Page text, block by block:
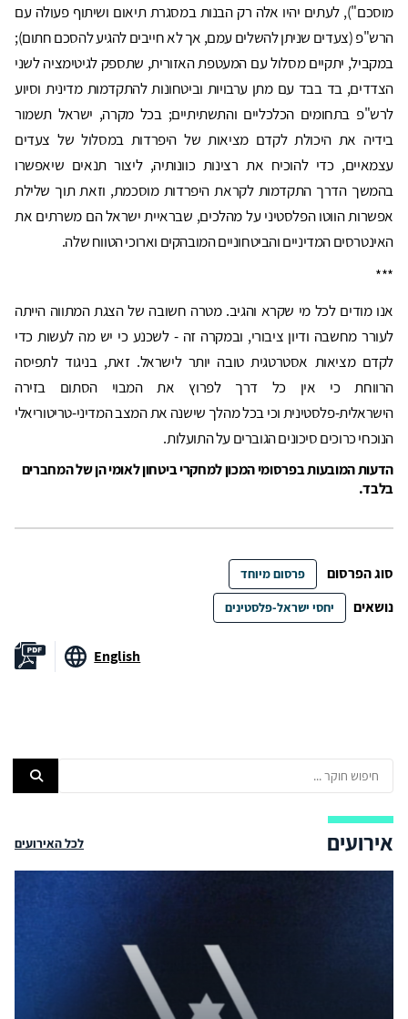
מוסכם"), לעתים יהיו אלה רק הבנות במסגרת תיאום ושיתוף פעולה עם
הרש"פ (צעדים שניתן להשלים עמם, אך לא חייבים להגיע להסכם חתום);
במקביל, יתקיים מסלול עם המעטפת האזורית, שתספק לגיטימציה לשני
הצדדים, בד בבד עם מתן ערבויות וביטחונות להתקדמות מדינית וסיוע
לרש"פ בתחומים הכלכליים והתשתיתיים; בכל מקרה, ישראל תשמור
בידיה את היכולת לקדם מציאות של היפרדות במסלול של צעדים
עצמאיים, כדי להוכיח את רצינות כוונותיה, ליצור תנאים שיאפשרו
בהמשך הדרך התקדמות לקראת היפרדות מוסכמת, וזאת תוך שלילת
אפשרות הווטו הפלסטיני על מהלכים, שבראיית ישראל הם משרתים את
האינטרסים המדיניים והביטחוניים המובהקים וארוכי הטווח שלה.
***
אנו מודים לכל מי שקרא והגיב. מטרה חשובה של הצגת המתווה הייתה
לעורר מחשבה ודיון ציבורי, ובמקרה זה - לשכנע כי יש מה לעשות כדי
לקדם מציאות אסטרטגית טובה יותר לישראל. זאת, בניגוד לתפיסה
הרווחת כי אין כל דרך לפרוץ את המבוי הסתום בזירה
הישראלית-פלסטינית וכי בכל מהלך שישנה את המצב המדיני-טריטוריאלי
הנוכחי כרוכים סיכונים הגוברים על התועלות.
הדעות המובעות בפרסומי המכון למחקרי ביטחון לאומי הן של המחברים
בלבד.
סוג הפרסום פרסום מיוחד
נושאים יחסי ישראל-פלסטינים
English
אירועים לכל האירועים